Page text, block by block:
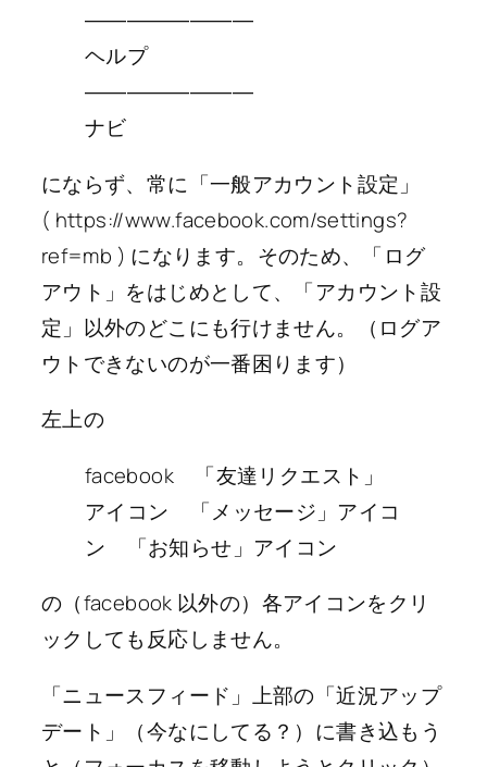
――――――――
ヘルプ
――――――――
ナビ
にならず、常に「一般アカウント設定」
( https://www.facebook.com/settings?
ref=mb ) になります。そのため、「ログ
アウト」をはじめとして、「アカウント設
定」以外のどこにも行けません。（ログア
ウトできないのが一番困ります）
左上の
facebook 「友達リクエスト」
アイコン 「メッセージ」アイコ
ン 「お知らせ」アイコン
の（facebook 以外の）各アイコンをクリ
ックしても反応しません。
「ニュースフィード」上部の「近況アップ
デート」（今なにしてる？）に書き込もう